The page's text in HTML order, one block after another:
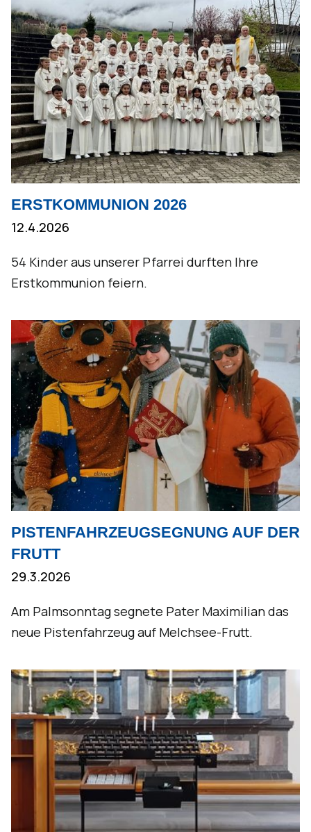
ERSTKOMMUNION 2026
12.4.2026
54 Kinder aus unserer Pfarrei durften Ihre
Erstkommunion feiern.
PISTENFAHRZEUGSEGNUNG AUF DER
FRUTT
29.3.2026
Am Palmsonntag segnete Pater Maximilian das
neue Pistenfahrzeug auf Melchsee-Frutt.